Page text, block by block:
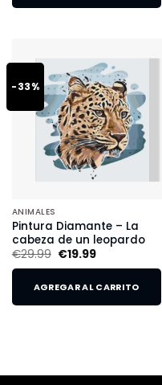
-33%
ANIMALES
Pintura Diamante – La
cabeza de un leopardo
€29.99 €19.99
AGREGAR AL CARRITO